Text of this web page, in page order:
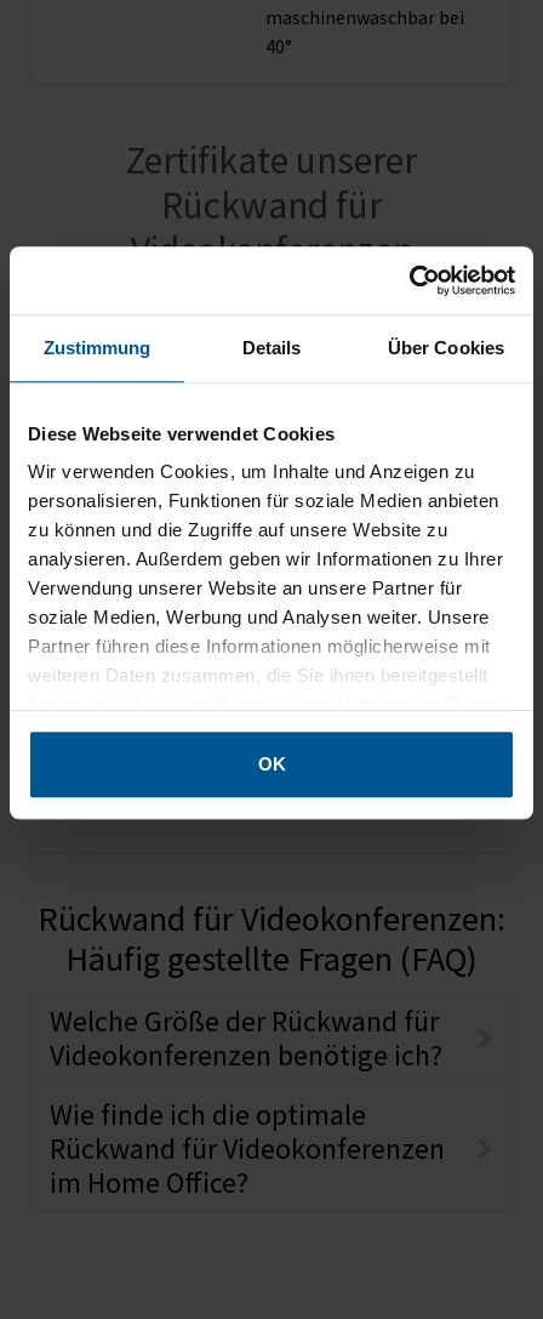
Zustimmung Details Über Cookies
Diese Webseite verwendet Cookies
Wir verwenden Cookies, um Inhalte und Anzeigen zu
personalisieren, Funktionen für soziale Medien anbieten
zu können und die Zugriffe auf unsere Website zu
analysieren. Außerdem geben wir Informationen zu Ihrer
Verwendung unserer Website an unsere Partner für
soziale Medien, Werbung und Analysen weiter. Unsere
Partner führen diese Informationen möglicherweise mit
weiteren Daten zusammen, die Sie ihnen bereitgestellt
gesammelt haben.
OK
maschinenwaschbar bei
40°
Zertifikate unserer
Rückwand für
Videokonferenzen
schwer entflammbar nach DIN 4102
Schadstoffgeprüftes
Textil
Höchste Qualität
aus Deutschland
Rückwand für Videokonferenzen:
Häufig gestellte Fragen (FAQ)
Welche Größe der Rückwand für
Videokonferenzen benötige ich?
Wie finde ich die optimale
Rückwand für Videokonferenzen
im Home Office?